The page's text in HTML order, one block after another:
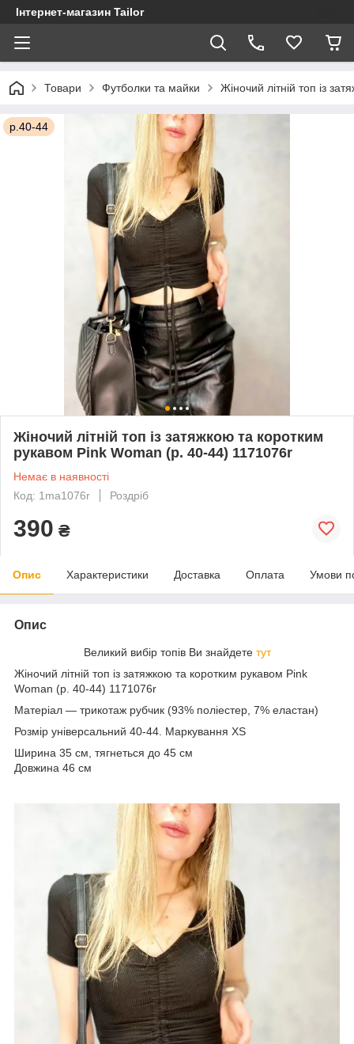
Інтернет-магазин Tailor
Товари Футболки та майки Жіночий літній топ із
р.40-44
Жіночий літній топ із затяжкою та коротким
рукавом Pink Woman (р. 40-44) 1171076r
Немає в наявності
Код: 1ma1076r
Роздріб
390 ₴
Опис Характеристики Доставка Оплата Умови
Опис
Великий вибір топів Ви знайдете тут
Жіночий літній топ із затяжкою та коротким рукавом Pink
Woman (р. 40-44) 1171076r
Матеріал — трикотаж рубчик (93% поліестер, 7% еластан)
Розмір універсальний 40-44. Маркування XS
Ширина 35 см, тягнеться до 45 см
Довжина 46 см